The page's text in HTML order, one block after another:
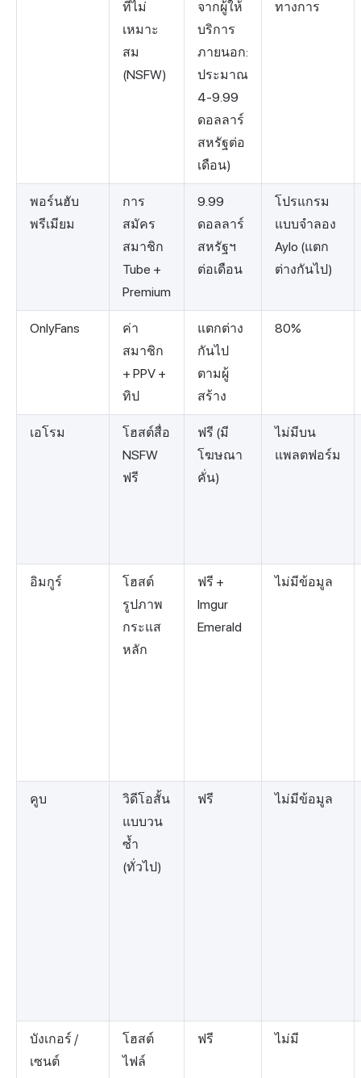
ที่ไม่
เหมาะ
สม
(NSFW)
จากผู้ให้
บริการ
ภายนอก:
ประมาณ
4-9.99
ดอลลาร์
สหรัฐต่อ
เดือน)
ทางการ
พอร์นฮับ
พรีเมียม
การ
สมัคร
สมาชิก
Tube +
Premium
9.99
ดอลลาร์
สหรัฐฯ
ต่อเดือน
โปรแกรม
แบบจำลอง
Aylo (แตก
ต่างกันไป)
OnlyFans
ค่า
สมาชิก
+ PPV +
ทิป
แตกต่าง
กันไป
ตามผู้
สร้าง
80%
เอโรม
โฮสต์สื่อ
NSFW
ฟรี
ฟรี (มี
โฆษณา
คั่น)
ไม่มีบน
แพลตฟอร์ม
อิมกูร์
โฮสต์
รูปภาพ
กระแส
หลัก
ฟรี +
Imgur
Emerald
ไม่มีข้อมูล
คูบ
วิดีโอสั้น
แบบวน
ซ้ำ
(ทั่วไป)
ฟรี ไม่มีข้อมูล
บังเกอร์ /
เซนต์
โฮสต์
ไฟล์
ฟรี ไม่มี